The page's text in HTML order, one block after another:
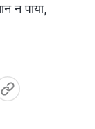
न पाया,